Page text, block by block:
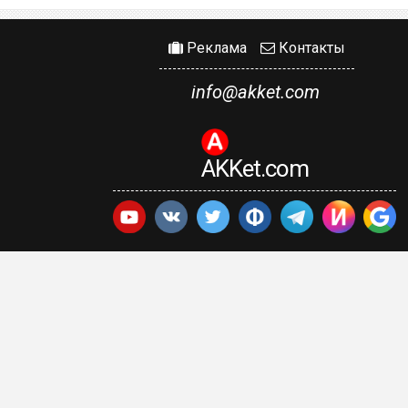
Реклама Контакты
info@akket.com
AKKet.com